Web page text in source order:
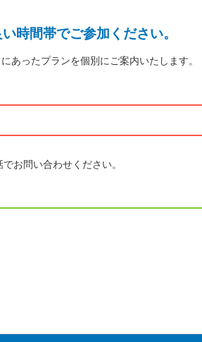
時間帯でご参加ください。
あったプランを個別にご案内いたします。
お問い合わせください。